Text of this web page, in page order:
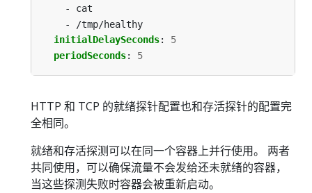
- cat
- /tmp/healthy
initialDelaySeconds:
5
periodSeconds: 5
HTTP 和 TCP 的就绪探针配置也和存活探针的配置完
全相同。
就绪和存活探测可以在同一个容器上并行使用。 两者
共同使用，可以确保流量不会发给还未就绪的容器，
当这些探测失败时容器会被重新启动。